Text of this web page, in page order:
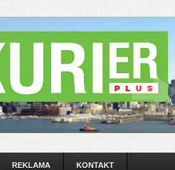
REKLAMA KONTAKT